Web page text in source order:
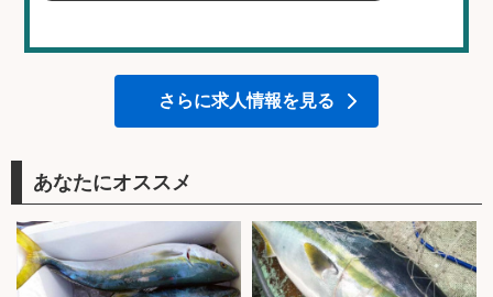
さらに求人情報を見る
あなたにオススメ